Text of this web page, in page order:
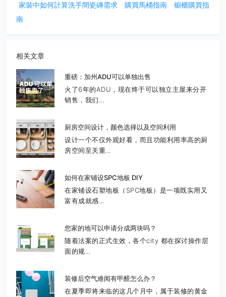
家裝中如何計算洗手間瓷磚需求 購買馬桶指南
櫥櫃購買指
南
相关文章
重磅：加州ADU可以单独出售
火了6年的ADU，现在终于可以独立主屋来分开
销售，我们...
厨房空间设计，颜色选择以及空间利用
设计一个不仅外观好看，而且功能利用率高的厨
房空间至关重...
如何在家铺设SPC地板 DIY
在家铺设石塑地板（SPC地板）是一项既实用又
富有成就感...
您家的地可以申请分成两块吗？
随着法案的正式生效，各个city 都在探讨操作层
面的规...
装修后空气难闻有甲醛怎么办？
在夏季即将来临的这几个月中，属于装修的黄金